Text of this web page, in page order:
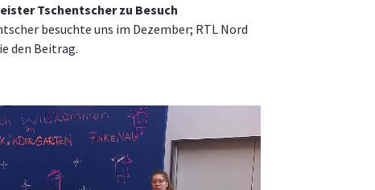
Tschentscher zu Besuch
besuchte uns im Dezember; RTL Nord
den Beitrag.